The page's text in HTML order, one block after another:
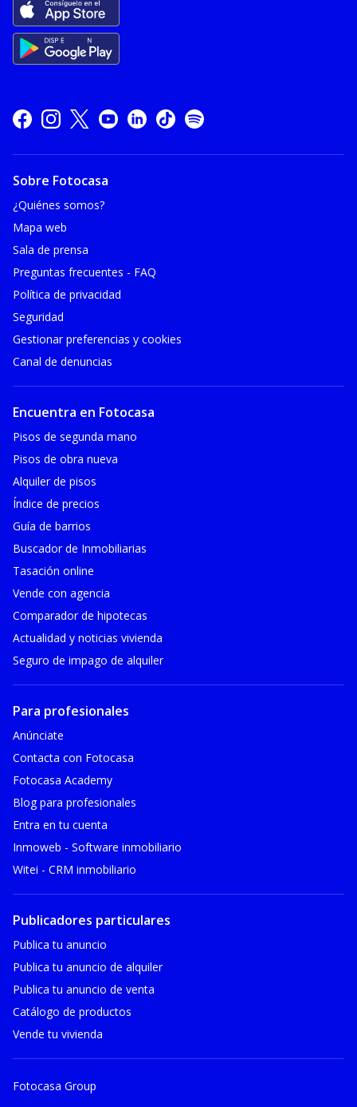
Sobre Fotocasa
¿Quiénes somos?
Mapa web
Sala de prensa
Preguntas frecuentes - FAQ
Política de privacidad
Seguridad
Gestionar preferencias y cookies
Canal de denuncias
Encuentra en Fotocasa
Pisos de segunda mano
Pisos de obra nueva
Alquiler de pisos
Índice de precios
Guía de barrios
Buscador de Inmobiliarias
Tasación online
Vende con agencia
Comparador de hipotecas
Actualidad y noticias vivienda
Seguro de impago de alquiler
Para profesionales
Anúnciate
Contacta con Fotocasa
Fotocasa Academy
Blog para profesionales
Entra en tu cuenta
Inmoweb - Software inmobiliario
Witei - CRM inmobiliario
Publicadores particulares
Publica tu anuncio
Publica tu anuncio de alquiler
Publica tu anuncio de venta
Catálogo de productos
Vende tu vivienda
Fotocasa Group